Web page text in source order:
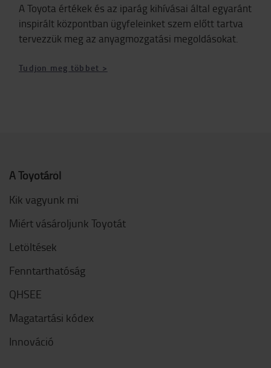
A Toyota értékek és az iparág kihívásai által egyaránt
inspirált központban ügyfeleinket szem előtt tartva
tervezzük meg az anyagmozgatási megoldásokat.
Tudjon meg többet >
A Toyotáról
Kik vagyunk mi
Miért vásároljunk Toyotát
Letöltések
Fenntarthatóság
QHSEE
Magatartási kódex
Innováció